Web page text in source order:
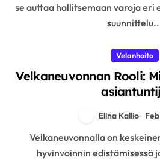
se auttaa hallitsemaan varoja eri
Velanhoito
Velkaneuvonnan Rooli:
Elina Kallio
Velkaneuvonnalla on keskeinen rooli taloudellisen
hyvinvoinnin edistämisessä